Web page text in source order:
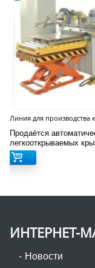
Линия для
Продаётся
легкооткрываемых
ИНТЕРНЕТ-
Новости